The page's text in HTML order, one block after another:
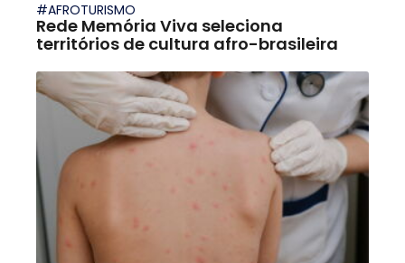
#AFROTURISMO
Rede Memória Viva seleciona
territórios de cultura afro-brasileira